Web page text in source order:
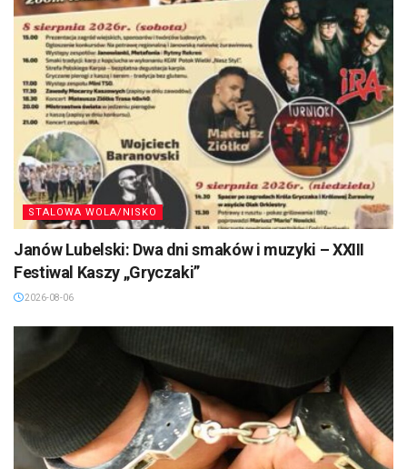
STALOWA WOLA/NISKO
Janów Lubelski: Dwa dni smaków i muzyki – XXIII
Festiwal Kaszy „Gryczaki”
2026-08-06